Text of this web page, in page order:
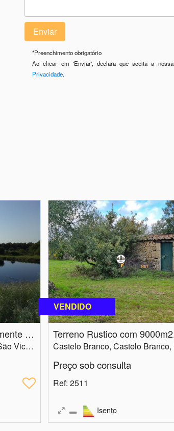
*Preenchimento obrigatório
Ao clicar em 'Enviar', declara que aceita a nossa
Privacidade.
Propriedade com aproximadamente 5 hectares ,venda, Castelo Branco
Castelo Branco, Castelo Branco, São Vicente da Beira
VENDIDO
Preço sob consulta
Ref: 2511
Isento